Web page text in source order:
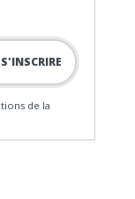
de la